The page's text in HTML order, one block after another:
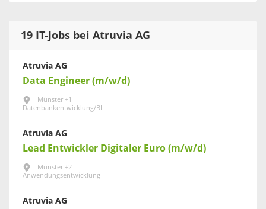
19 IT-Jobs bei Atruvia AG
Atruvia AG
Data Engineer (m/w/d)
Münster +1
Datenbankentwicklung/BI
Atruvia AG
Lead Entwickler Digitaler Euro (m/w/d)
Münster +2
Anwendungsentwicklung
Atruvia AG